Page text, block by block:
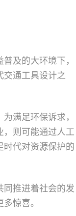
及的大环境下，
交通工具设计之
满足环保诉求，
，则可能通过人工
时代对资源保护的
同推进着社会的发
惊喜。